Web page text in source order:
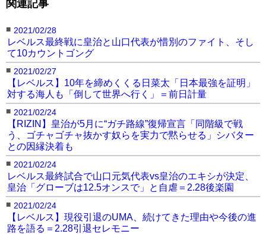
関連記事
■ 2021/02/28
レベルス最終戦に皇治と山口代表が惜別のファイト、そし
て10カウントゴング
■ 2021/02/27
【レベルス】10年を締めくくる日菜太「日本最強を証明」
対する海人も「倒して世界へ行く」＝前日計量
■ 2021/02/24
【RIZIN】皇治が5月に“ガチ路線”復帰宣言「同階級で戦
う、ゴチャゴチャ抜かす奴らを実力で黙らせる」シバター
との因縁決着も
■ 2021/02/24
レベルス最終試合で山口元気代表vs皇治のエキシが決定、
皇治「グローブは12.5オンスで」と自虐＝2.28後楽園
■ 2021/02/24
【レベルス】現役引退のUMA、続けてきた理由や今後の進
路を語る＝2.28引退セレモニー